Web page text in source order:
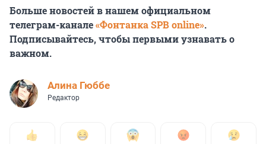
Больше новостей в нашем официальном
телеграм-канале«Фонтанка SPB online».
Подписывайтесь, чтобы первыми узнавать о
важном.
Алина Гюббе
Редактор